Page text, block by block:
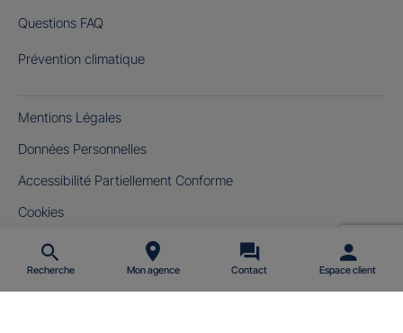
Recherche Mon agence Contact Espace client
Questions FAQ
Prévention climatique
Mentions Légales
Données Personnelles
Accessibilité Partiellement Conforme
Cookies
Gérer mes cookies